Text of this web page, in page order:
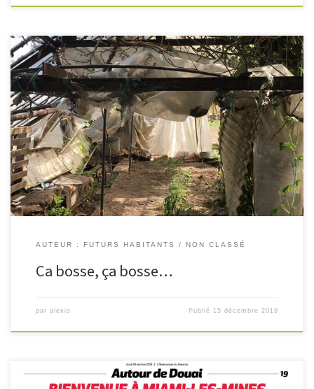
AUTEUR : FUTURS HABITANTS NON CLASSÉ
Ca bosse, ça bosse…
par alexis Publié 15 décembre 2019